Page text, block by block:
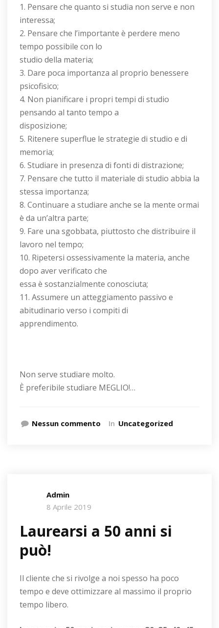
1. Pensare che quanto si studia non serve e non
interessa;
2. Pensare che l’importante è perdere meno
tempo possibile con lo
studio della materia;
3. Dare poca importanza al proprio benessere
psicofisico;
4. Non pianificare i propri tempi di studio
pensando al tanto tempo a
disposizione;
5. Ritenere superflue le strategie di studio e di
memoria;
6. Studiare in presenza di fonti di distrazione;
7. Pensare che tutto il materiale di studio abbia la
stessa importanza;
8. Continuare a studiare anche se la mente ormai
è da un’altra parte;
9. Fare una sgobbata, piuttosto che distribuire il
lavoro nel tempo;
10. Ripetersi ossessivamente la materia, anche
dopo aver verificato che
essa è sostanzialmente conosciuta;
11. Assumere un atteggiamento passivo e
abitudinario verso i compiti di
apprendimento.
Non serve studiare molto.
È preferibile studiare MEGLIO!…
Nessun commento In Uncategorized
Admin
8 Aprile 2019
Laurearsi a 50 anni si
può!
Il cliente che si rivolge a noi spesso ha poco
tempo e deve ottimizzare al massimo il proprio
tempo libero.